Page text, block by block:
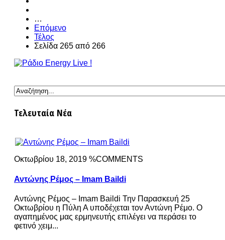
…
Επόμενο
Τέλος
Σελίδα 265 από 266
Τελευταία Νέα
Οκτωβρίου 18, 2019 %COMMENTS
Αντώνης Ρέμος – Imam Baildi
Αντώνης Ρέμος – Imam Baildi Την Παρασκευή 25
Οκτωβρίου η Πύλη Α υποδέχεται τον Αντώνη Ρέμο. Ο
αγαπημένος μας ερμηνευτής επιλέγει να περάσει το
φετινό χειμ...